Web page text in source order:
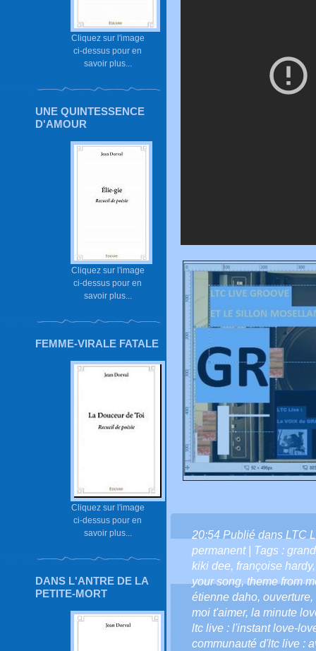
Cliquez sur l'image
ci-dessus pour en
savoir plus...
UNE QUINTESSENCE
D'AMOUR
Cliquez sur l'image
ci-dessus pour en
savoir plus...
FEMME-VIRALE FATALE
Cliquez sur l'image
ci-dessus pour en
savoir plus...
DANS L'ANTRE DE LA
PETITE-MORT
20:54 Publié dans LTC
permanent| Tags :
kiki dee, françoise hardy
your song,theme from
étienne daho, ouverture,
moi t'aimer, la minute
ltc live : l'instant love-
communauté d'ltc live :